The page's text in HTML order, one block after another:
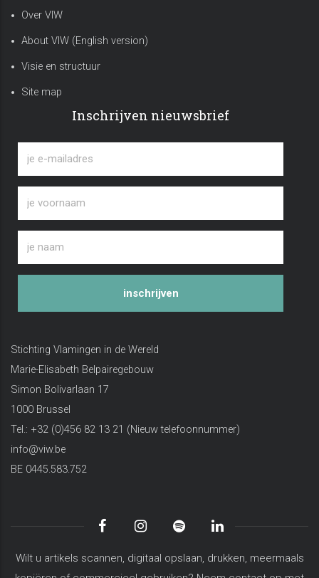
Over VIW
About VIW (English version)
Visie en structuur
Site map
Inschrijven nieuwsbrief
inschrijven
Stichting Vlamingen in de Wereld
Marie-Elisabeth Belpairegebouw
Simon Bolivarlaan 17
1000 Brussel
Tel.: +32 (0)456 82 13 21 (Nieuw telefoonnummer)
info@viw.be
BE 0445.583.752
Wilt u artikels scannen, digitaal opslaan, drukken, meermaals